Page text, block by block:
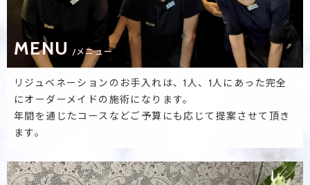
MENU /メニュー
リジュベネーションのお手入れは、1人、1人にあった完全
にオーダーメイドの施術になります。
年間を通じたコースなどご予算にも応じて提案させて頂き
ます。